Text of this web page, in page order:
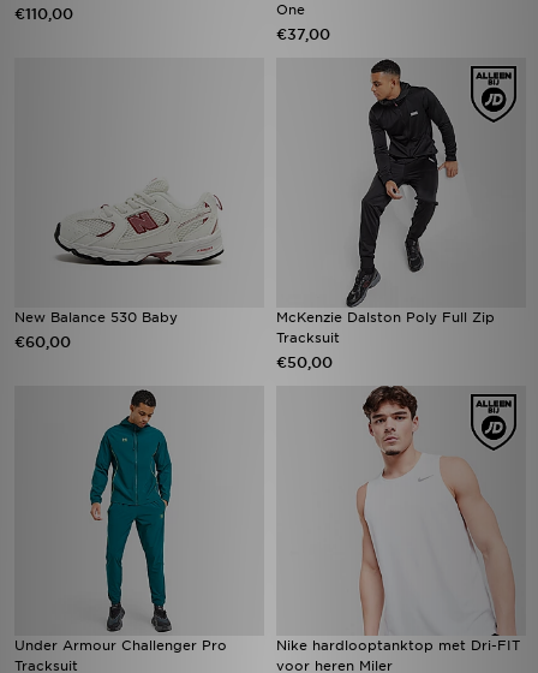
€110,00
One
€37,00
New Balance 530 Baby
€60,00
McKenzie Dalston Poly Full Zip
Tracksuit
€50,00
Under Armour Challenger Pro
Tracksuit
Nike hardlooptanktop met Dri-FIT
voor heren Miler